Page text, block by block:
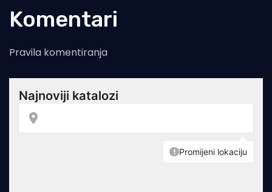
Komentari
Pravila komentiranja